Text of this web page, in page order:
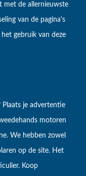
met de allernieuwste
van de pagina's
gebruik van deze
je advertentie
motoren
We hebben zowel
op de site. Het
Koop